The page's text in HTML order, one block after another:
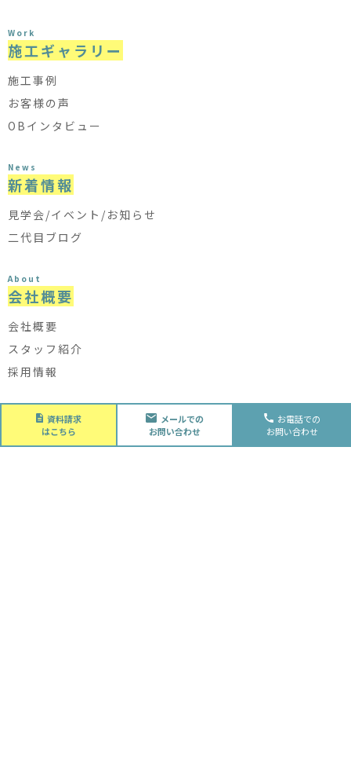
資料請求
はこちら
メールでの
お問い合わせ
お電話での
お問い合わせ
Work
施工ギャラリー
施工事例
お客様の声
OBインタビュー
News
新着情報
見学会/イベント/お知らせ
二代目ブログ
About
会社概要
会社概要
スタッフ紹介
採用情報
Future
水落住建の家づくり